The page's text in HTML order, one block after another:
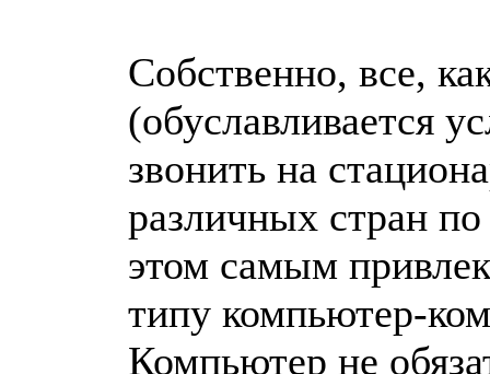
Собственно, все,
(обуславливается
звонить на
различных стран
этом самым
типу компьютер-
Компьютер не